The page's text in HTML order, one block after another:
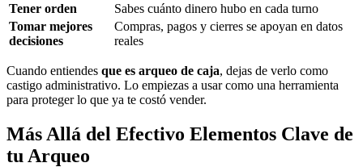
Tener orden
Sabes cuánto dinero hubo en cada turno
Tomar mejores
decisiones
Compras, pagos y cierres se apoyan en datos
reales
Cuando entiendes que es arqueo de caja, dejas de verlo como
castigo administrativo. Lo empiezas a usar como una herramienta
para proteger lo que ya te costó vender.
Más Allá del Efectivo Elementos Clave de
tu Arqueo